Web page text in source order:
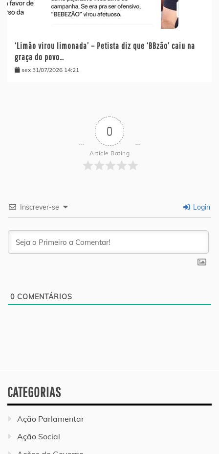
‘Limão virou limonada’ – Petista diz que ‘BBzão’ caiu na
graça do povo…
sex 31/07/2026 14:21
0
Article Rating
Inscrever-se Login
0 COMENTÁRIOS
CATEGORIAS
Ação Parlamentar
Ação Social